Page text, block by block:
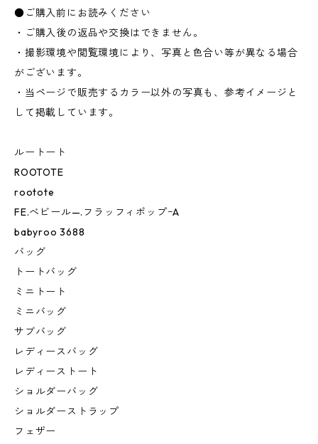
●ご購入前にお読みください
・ご購入後の返品や交換はできません。
・撮影環境や閲覧環境により、写真と色合い等が異なる場合
がございます。
・当ページで販売するカラー以外の写真も、参考イメージと
して掲載しています。
ルートート
ROOTOTE
rootote
FE.べビール—.フラッフィポップｰA
babyroo 3688
バッグ
トートバッグ
ミニトート
ミニバッグ
サブバッグ
レディースバッグ
レディーストート
ショルダーバッグ
ショルダーストラップ
フェザー